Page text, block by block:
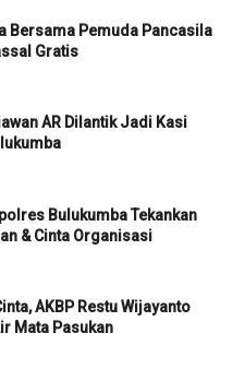
Bersama Pemuda Pancasila
Gratis
AR Dilantik Jadi Kasi
Bulukumba Tekankan
& Cinta Organisasi
AKBP Restu Wijayanto
Mata Pasukan